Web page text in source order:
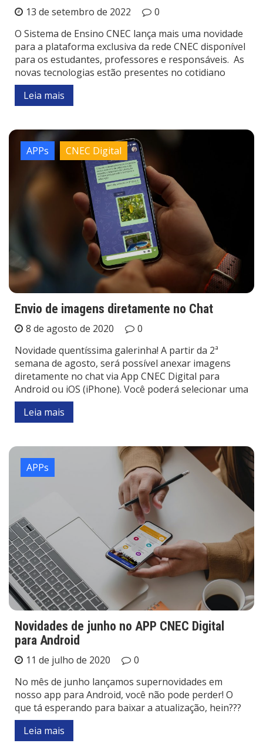
13 de setembro de 2022
0
O Sistema de Ensino CNEC lança mais uma novidade
para a plataforma exclusiva da rede CNEC disponível
para os estudantes, professores e responsáveis. As
novas tecnologias estão presentes no cotidiano
Leia mais
APPs CNEC Digital
Envio de imagens diretamente no Chat
8 de agosto de 2020
0
Novidade quentíssima galerinha! A partir da 2ª
semana de agosto, será possível anexar imagens
diretamente no chat via App CNEC Digital para
Android ou iOS (iPhone). Você poderá selecionar uma
Leia mais
APPs
Novidades de junho no APP CNEC Digital
para Android
11 de julho de 2020
0
No mês de junho lançamos supernovidades em
nosso app para Android, você não pode perder! O
que tá esperando para baixar a atualização, hein???
Leia mais